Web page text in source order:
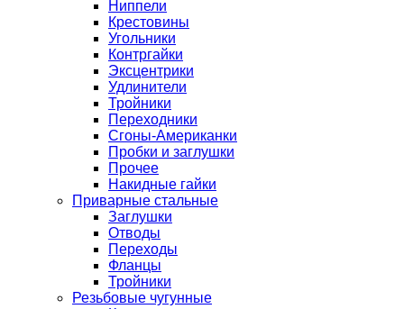
Ниппели
Крестовины
Угольники
Контргайки
Эксцентрики
Удлинители
Тройники
Переходники
Сгоны-Американки
Пробки и заглушки
Прочее
Накидные гайки
Приварные стальные
Заглушки
Отводы
Переходы
Фланцы
Тройники
Резьбовые чугунные